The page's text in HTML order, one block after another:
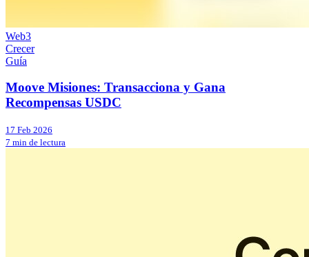
Web3
Crecer
Guía
Moove Misiones: Transacciona y Gana
Recompensas USDC
17 Feb 2026
7 min de lectura